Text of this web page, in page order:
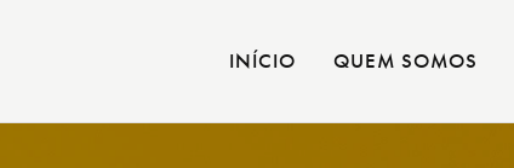
INÍCIO QUEM SOMOS